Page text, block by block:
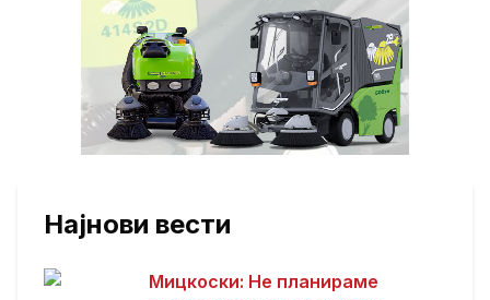
Најнови вести
Мицкоски: Не планираме